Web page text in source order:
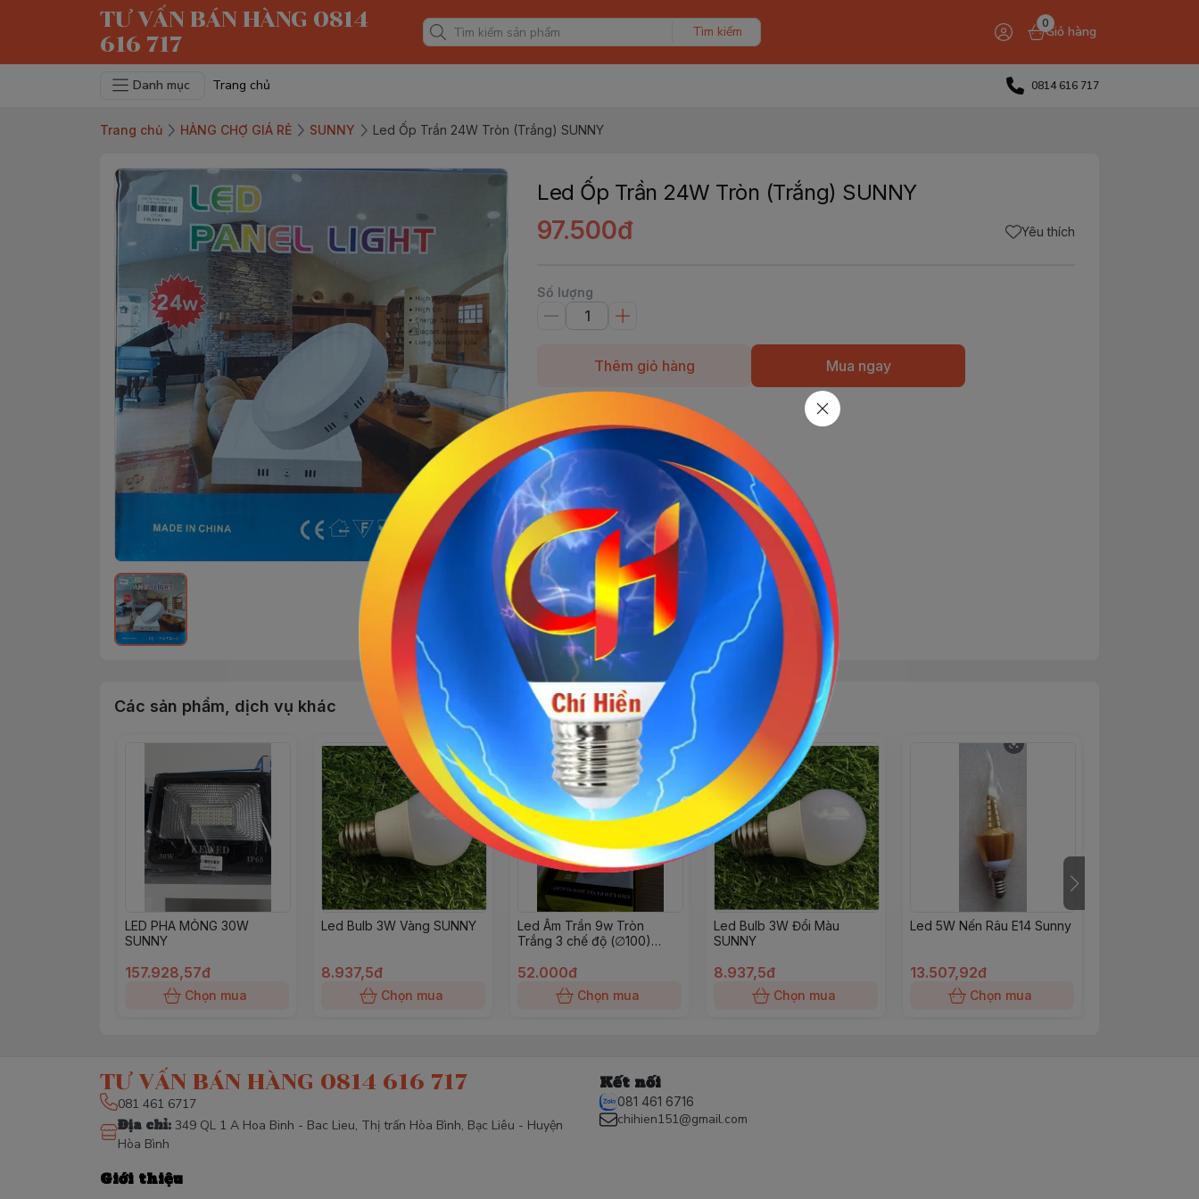
TƯ VẤN BÁN HÀNG 0814
616 717
Tìm kiếm
0
Giỏ hàng
Danh mục Trang chủ 0814 616 717
Trang chủ HÀNG CHỢ GIÁ RẺ SUNNY Led Ốp Trần 24W Tròn (Trắng) SUNNY
Led Ốp Trần 24W Tròn (Trắng) SUNNY
97.500đ Yêu thích
Số lượng
Thêm giỏ hàng Mua ngay
Các sản phẩm, dịch vụ khác
LED PHA MỎNG 30W
SUNNY
157.928,57đ
Chọn mua
Led Bulb 3W Vàng SUNNY
8.937,5đ
Chọn mua
Led Âm Trần 9w Tròn
Trắng 3 chế độ (∅100)
52.000đ
Chọn mua
Led Bulb 3W Đổi Màu
SUNNY
8.937,5đ
Chọn mua
Led 5W Nến Râu E14 Sunny
13.507,92đ
Chọn mua
TƯ VẤN BÁN HÀNG 0814 616 717
081 461 6717
Địa chỉ: 349 QL 1 A Hoa Binh - Bac Lieu, Thị trấn Hòa Bình, Bạc Liêu - Huyện
Hòa Bình
Kết nối
081 461 6716
chihien151@gmail.com
Giới thiệu